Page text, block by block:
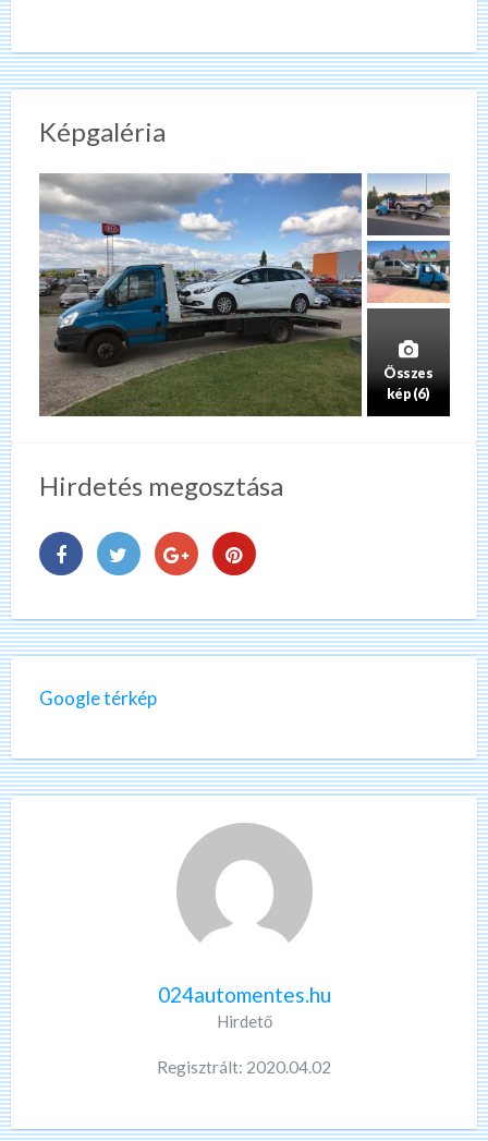
Képgaléria
Összes
kép (6)
Hirdetés megosztása
Google térkép
024automentes.hu
Hirdető
Regisztrált: 2020.04.02